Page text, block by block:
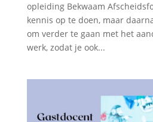
opleiding Bekwaam
kennis op te doen, maar
om verder te gaan met het
werk, zodat je ook...